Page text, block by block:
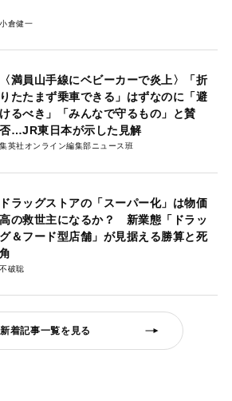
小倉健一
〈満員山手線にベビーカーで炎上〉「折
りたたまず乗車できる」はずなのに「避
けるべき」「みんなで守るもの」と賛
否…JR東日本が示した見解
集英社オンライン編集部ニュース班
ドラッグストアの「スーパー化」は物価
高の救世主になるか？ 新業態「ドラッ
グ＆フード型店舗」が見据える勝算と死
角
不破聡
新着記事一覧を見る